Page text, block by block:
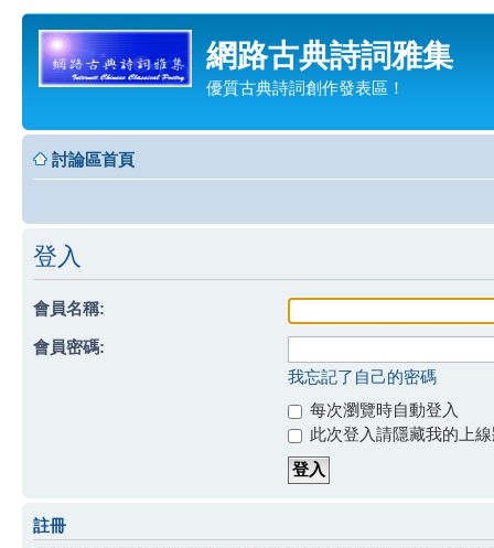
網路古典詩詞雅集
優質古典詩詞創作發表區！
討論區首頁
登入
會員名稱:
會員密碼:
我忘記了自己的密碼
每次瀏覽時自動登入
此次登入請隱藏我的上
註冊